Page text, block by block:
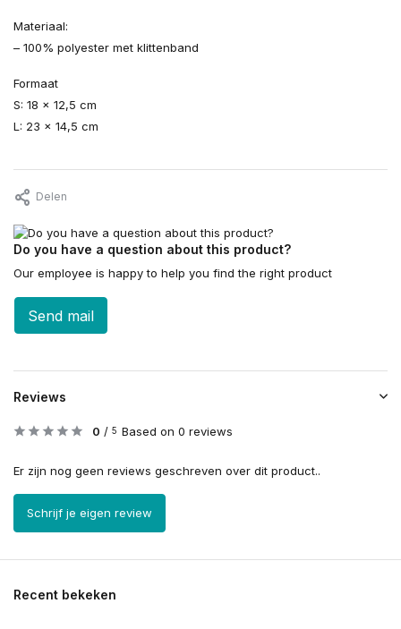
Materiaal:
– 100% polyester met klittenband
Formaat
S: 18 x 12,5 cm
L: 23 x 14,5 cm
Delen
Do you have a question about this product?
Our employee is happy to help you find the right product
Send mail
Reviews
0 / 5 Based on 0 reviews
Er zijn nog geen reviews geschreven over dit product..
Schrijf je eigen review
Recent bekeken